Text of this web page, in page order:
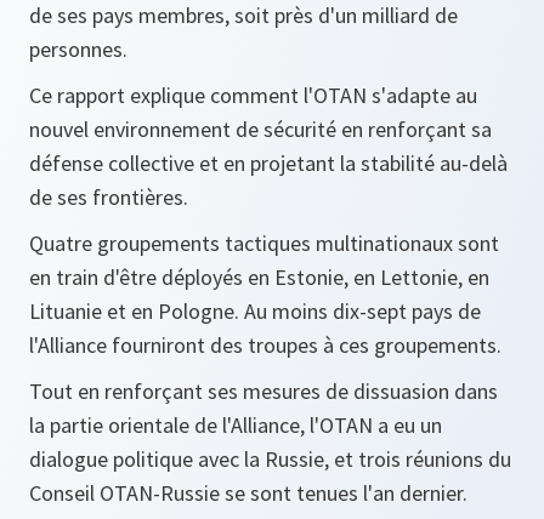
de ses pays membres, soit près d'un milliard de
personnes.
Ce rapport explique comment l'OTAN s'adapte au
nouvel environnement de sécurité en renforçant sa
défense collective et en projetant la stabilité au-delà
de ses frontières.
Quatre groupements tactiques multinationaux sont
en train d'être déployés en Estonie, en Lettonie, en
Lituanie et en Pologne. Au moins dix-sept pays de
l'Alliance fourniront des troupes à ces groupements.
Tout en renforçant ses mesures de dissuasion dans
la partie orientale de l'Alliance, l'OTAN a eu un
dialogue politique avec la Russie, et trois réunions du
Conseil OTAN-Russie se sont tenues l'an dernier.